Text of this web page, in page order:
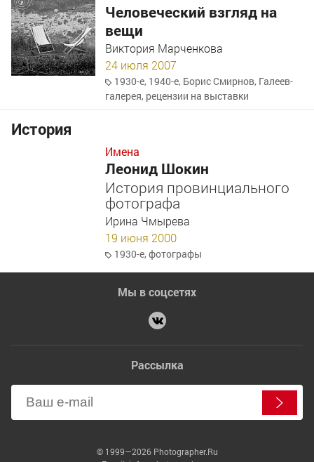
Человеческий взгляд на
вещи
Виктория Марченкова
24 июля 2007
1930-е, 1940-е, Борис Смирнов, Галеев-
галерея, рецензии на выставки
История
Имена
Леонид Шокин
История провинциального
фотографа
Ирина Чмырева
19 июня 2000
1930-е,фотографы
Мы в соцсетях
Рассылка
© 1999—2026 Photographer.Ru